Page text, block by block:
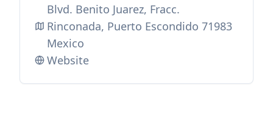
Blvd. Benito Juarez, Fracc.
Rinconada, Puerto Escondido 71983
Mexico
Website